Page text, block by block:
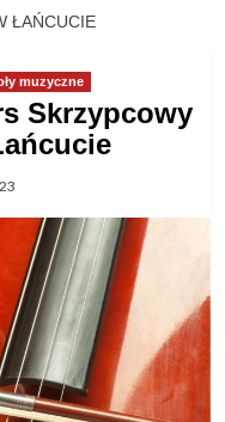
ŁAŃCUCIE
muzyczne
Skrzypcowy